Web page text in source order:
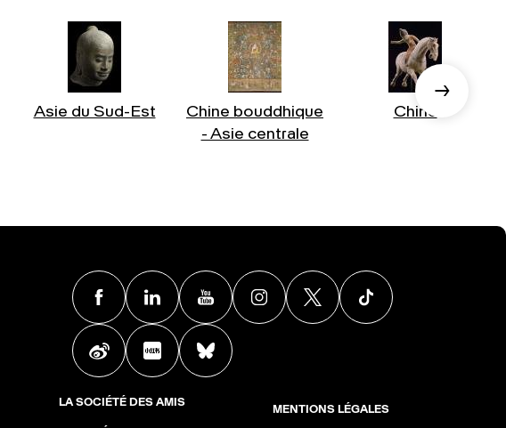
Asie du Sud-Est
Chine bouddhique
- Asie centrale
Chine
FacebookLinkedin Youtube Instagram
Weibo Xiaohongshu
LA SOCIÉTÉ DES AMIS
MENTIONS LÉGALES